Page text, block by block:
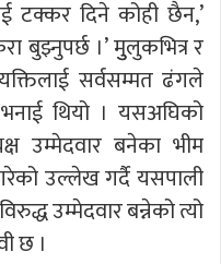
टक्कर दिने कोही छैन,’
बुझ्नुपर्छ ।’ मुुलुकभित्र र
सर्वसम्मत ढंगले
थियो । यसअघिको
उम्मेदवार बनेका भीम
उल्लेख गर्दै यसपाली
उम्मेदवार बन्नेको त्यो
छ ।